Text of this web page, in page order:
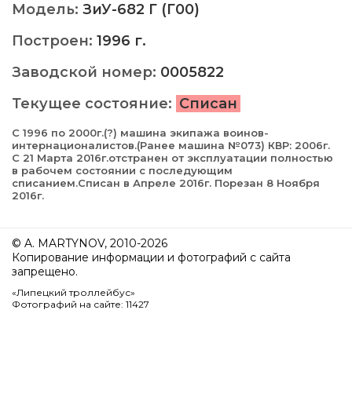
Модель: ЗиУ-682 Г (Г00)
Построен: 1996 г.
Заводской номер: 0005822
Текущее состояние: Списан
С 1996 по 2000г.(?) машина экипажа воинов-
интернационалистов.(Ранее машина №073) КВР: 2006г.
С 21 Марта 2016г.отстранен от эксплуатации полностью
в рабочем состоянии с последующим
списанием.Списан в Апреле 2016г. Порезан 8 Ноября
2016г.
© A. MARTYNOV, 2010-2026
Копирование информации и фотографий с сайта
запрещено.
«Липецкий троллейбус»
Фотографий на сайте: 11427